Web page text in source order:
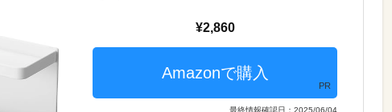
2,860
PR
最終情報確認日：2025/06/04